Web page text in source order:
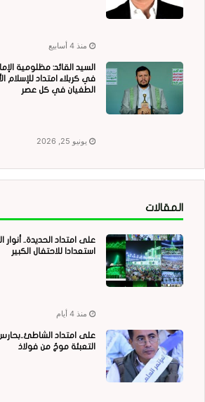
منذ 4 أسابيع
السيد القائد: مظلومية
في كربلاء امتداد
الطغيان في كل عصر
يونيو 25, 2026
المقالات
على امتداد الحديدة..
استعدادا للاحتفال الكبير
منذ 4 أيام
على امتداد الشاطئ..بحارس
التعبئة موجٌ من فولاذ